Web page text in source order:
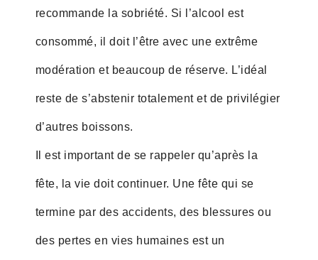
recommande la sobriété. Si l’alcool est
consommé, il doit l’être avec une extrême
modération et beaucoup de réserve. L’idéal
reste de s’abstenir totalement et de privilégier
d’autres boissons.
Il est important de se rappeler qu’après la
fête, la vie doit continuer. Une fête qui se
termine par des accidents, des blessures ou
des pertes en vies humaines est un